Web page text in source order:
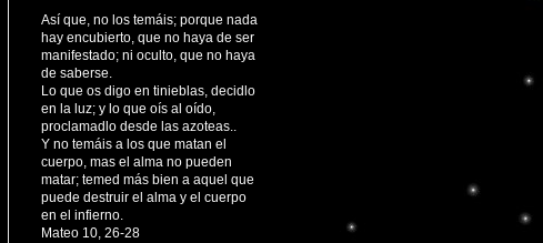
Así que, no los temáis; porque nada
hay encubierto, que no haya de ser
manifestado; ni oculto, que no haya
de saberse.
Lo que os digo en tinieblas, decidlo
en la luz; y lo que oís al oído,
proclamadlo desde las azoteas..
Y no temáis a los que matan el
cuerpo, mas el alma no pueden
matar; temed más bien a aquel que
puede destruir el alma y el cuerpo
en el infierno.
Mateo 10, 26-28